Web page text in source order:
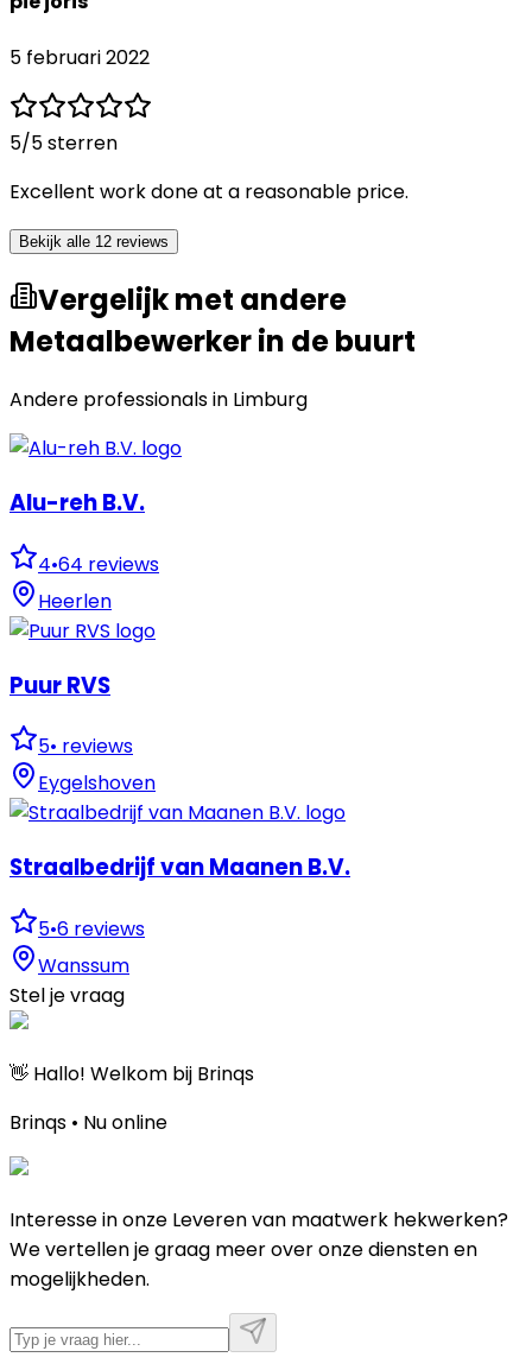
5 februari 2022
5/5 sterren
Excellent work done at a reasonable price.
Bekijk alle 12 reviews
Vergelijk met andere
Metaalbewerker in de buurt
Andere professionals in Limburg
Alu-reh B.V.
4•64 reviews
Heerlen
Puur RVS
5• reviews
Eygelshoven
Straalbedrijf van Maanen B.V.
5•6 reviews
Wanssum
Stel je vraag
👋 Hallo! Welkom bij Brinqs
Brinqs • Nu online
Interesse in onze Leveren van maatwerk hekwerken?
We vertellen je graag meer over onze diensten en
mogelijkheden.